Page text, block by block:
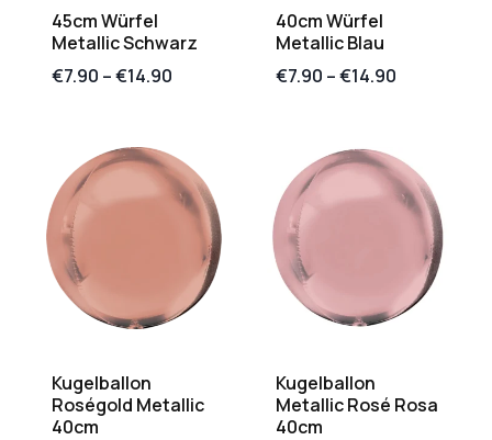
45cm Würfel
Metallic Schwarz
€7.90 –€14.90
40cm Würfel
Metallic Blau
€7.90 –€14.90
Kugelballon
Roségold Metallic
40cm
Kugelballon
Metallic Rosé Rosa
40cm